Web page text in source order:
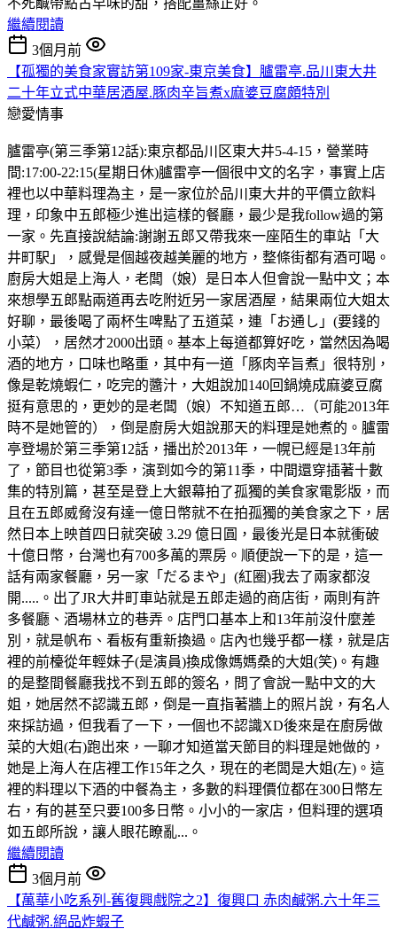
繼續閱讀
3個月前
【孤獨的美食家實訪第109家-東京美食】臚雷亭.品川東大井
二十年立式中華居酒屋.豚肉辛旨煮x麻婆豆腐頗特別
戀愛情事
臚雷亭(第三季第12話):東京都品川区東大井5-4-15，營業時
間:17:00-22:15(星期日休)臚雷亭一個很中文的名字，事實上店
裡也以中華料理為主，是一家位於品川東大井的平價立飲料
理，印象中五郎極少進出這樣的餐廳，最少是我follow過的第
一家。先直接說結論:謝謝五郎又帶我來一座陌生的車站「大
井町駅」，感覺是個越夜越美麗的地方，整條街都有酒可喝。
廚房大姐是上海人，老闆（娘）是日本人但會說一點中文；本
來想學五郎點兩道再去吃附近另一家居酒屋，結果兩位大姐太
好聊，最後喝了兩杯生啤點了五道菜，連「お通し」(要錢的
小菜），居然才2000出頭。基本上每道都算好吃，當然因為喝
酒的地方，口味也略重，其中有一道「豚肉辛旨煮」很特別，
像是乾燒蝦仁，吃完的醬汁，大姐說加140回鍋燒成麻婆豆腐
挺有意思的，更妙的是老闆（娘）不知道五郎…（可能2013年
時不是她管的），倒是廚房大姐說那天的料理是她煮的。臚雷
亭登場於第三季第12話，播出於2013年，一幌已經是13年前
了，節目也從第3季，演到如今的第11季，中間還穿插著十數
集的特別篇，甚至是登上大銀幕拍了孤獨的美食家電影版，而
且在五郎威脅沒有達一億日幣就不在拍孤獨的美食家之下，居
然日本上映首四日就突破 3.29 億日圓，最後光是日本就衝破
十億日幣，台灣也有700多萬的票房。順便說一下的是，這一
話有兩家餐廳，另一家「だるまや」(紅圈)我去了兩家都沒
開.....。出了JR大井町車站就是五郎走過的商店街，兩則有許
多餐廳、酒場林立的巷弄。店門口基本上和13年前沒什麼差
別，就是帆布、看板有重新換過。店內也幾乎都一樣，就是店
裡的前檯從年輕妹子(是演員)換成像媽媽桑的大姐(笑)。有趣
的是整間餐廳我找不到五郎的簽名，問了會說一點中文的大
姐，她居然不認識五郎，倒是一直指著牆上的照片說，有名人
來採訪過，但我看了一下，一個也不認識XD後來是在廚房做
菜的大姐(右)跑出來，一聊才知道當天節目的料理是她做的，
她是上海人在店裡工作15年之久，現在的老闆是大姐(左)。這
裡的料理以下酒的中餐為主，多數的料理價位都在300日幣左
右，有的甚至只要100多日幣。小小的一家店，但料理的選項
如五郎所說，讓人眼花瞭亂...。
繼續閱讀
3個月前
【萬華小吃系列-舊復興戲院之2】復興口 赤肉鹹粥.六十年三
代鹹粥.絕品炸蝦子